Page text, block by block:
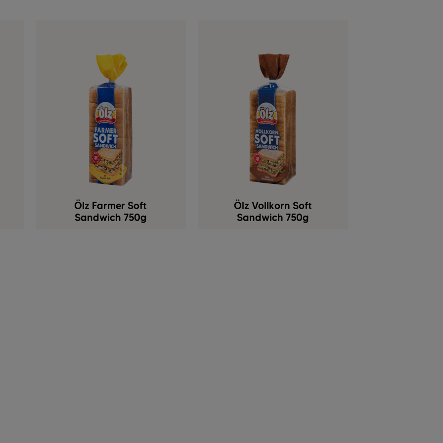
Ölz Farmer Soft
Sandwich 750g
Ölz Vollkorn Soft
Sandwich 750g